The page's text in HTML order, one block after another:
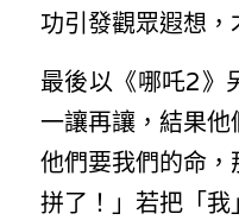
功引發觀眾遐想，
最後以《哪吒2》
一讓再讓，結果
他們要我們的命
拼了！」若把「